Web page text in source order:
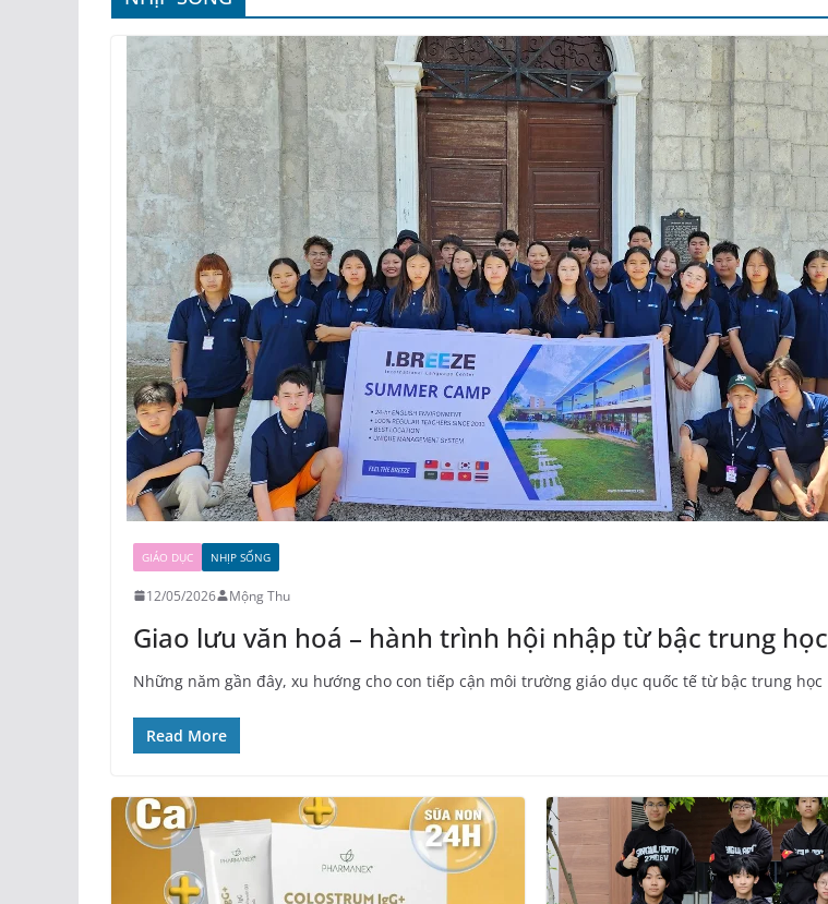
GIÁO DỤC NHỊP SỐNG
12/05/2026 Mộng Thu
Giao lưu văn hoá – hành trình hội nhập từ bậc trung học
Những năm gần đây, xu hướng cho con tiếp cận môi trường giáo dục quốc tế từ bậc trung học
Read More